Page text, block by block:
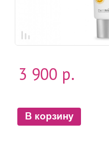
3 900 р.
В корзину